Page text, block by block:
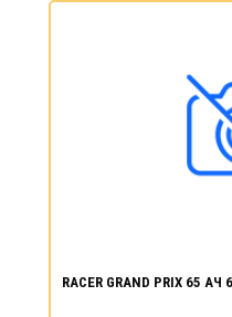
RACER GRAND PRIX 65